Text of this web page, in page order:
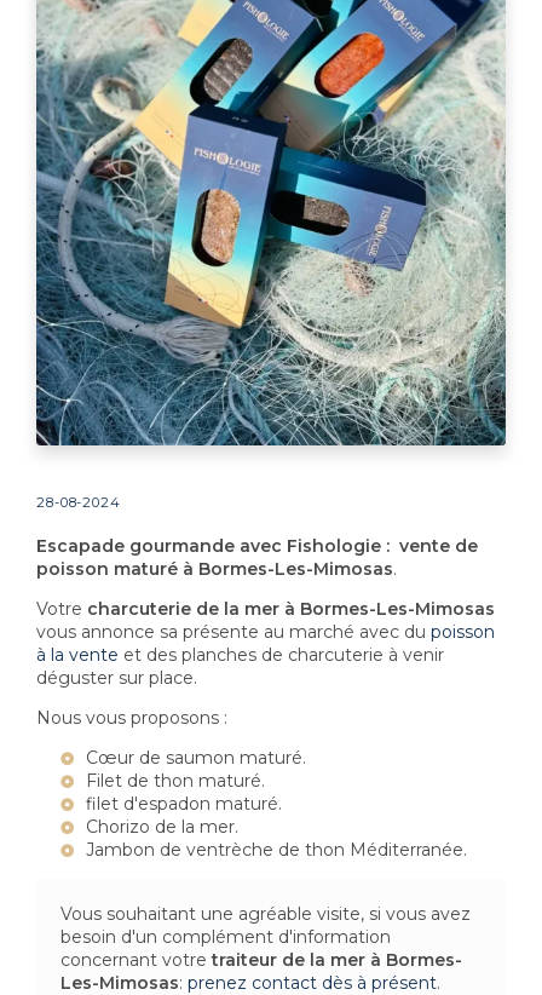
28-08-2024
Escapade gourmande avec Fishologie : vente de
poisson maturé à Bormes-Les-Mimosas.
Votre charcuterie de la mer à Bormes-Les-Mimosas
vous annonce sa présente au marché avec du poisson
à la vente et des planches de charcuterie à venir
déguster sur place.
Nous vous proposons :
Cœur de saumon maturé.
Filet de thon maturé.
filet d'espadon maturé.
Chorizo de la mer.
Jambon de ventrèche de thon Méditerranée.
Vous souhaitant une agréable visite, si vous avez
besoin d'un complément d'information
concernant votretraiteur de la mer à Bormes-
Les-Mimosas: prenez contact dès à présent.